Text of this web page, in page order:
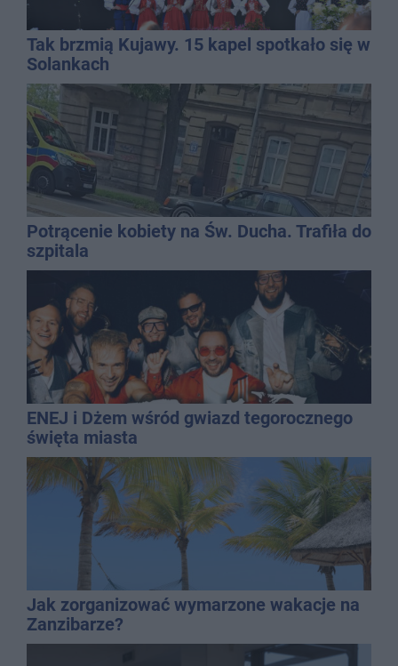
Tak brzmią Kujawy. 15 kapel spotkało się w
Solankach
Potrącenie kobiety na Św. Ducha. Trafiła do
szpitala
ENEJ i Dżem wśród gwiazd tegorocznego
święta miasta
Jak zorganizować wymarzone wakacje na
Zanzibarze?